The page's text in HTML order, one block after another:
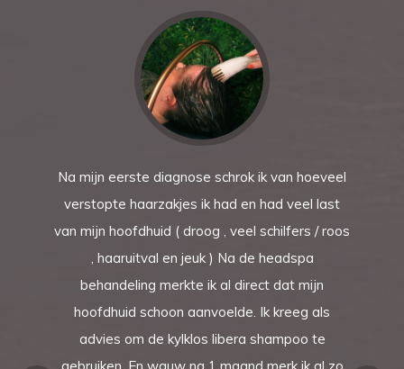
Na mijn eerste diagnose schrok ik van hoeveel
verstopte haarzakjes ik had en had veel last
van mijn hoofdhuid ( droog , veel schilfers / roos
, haaruitval en jeuk ) Na de headspa
behandeling merkte ik al direct dat mijn
hoofdhuid schoon aanvoelde. Ik kreeg als
advies om de kylklos libera shampoo te